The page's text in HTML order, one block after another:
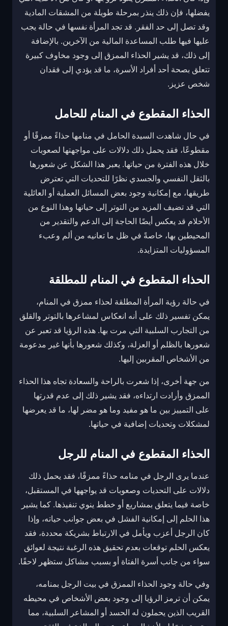
يفضلها، فإن ذلك ينذر بمرحلة طويلة من المشقات المادية
وقد تصل إلى حد الفقر. قد تجد المرأة نفسها في حالة يجب
عليها فيها طلب المساعدة المالية من الآخرين. بالإضافة
إلى ذلك، قد يشير الحذاء الممزق إلى وجود مخاوف كبيرة
تتعلق بصحة أحد أفراد الأسرة، ما قد يؤدي إلى فقدان
شخص عزيز.
الحذاء المقطوع في المنام للحامل
في حال شاهدت السيدة الحامل في منامها حذاءً ممزقًا أو
مقطوعًا، فقد يحمل ذلك دلالات على مواجهتها لصعوبات
خلال هذه الفترة من حياتها. يعبر هذا الشكل عن شعورها
بالثقل النفسي والجسدي نظرًا للتحديات التي تعترض
طريقها، مع إمكانية وجود بعض المسائل العملية أو العائلية
التي قد تضيف المزيد من التوتر إلى حياتها وهذا النوع من
الأحلام قد يعكس أيضًا الحاجة إلى الدعم والتقدير من
المحيطين بها، خاصةً في ظل ما تعانيه من ألم وعبء
المسؤوليات المتزايدة.
الحذاء المقطوع في المنام للمطلقة
في حالة رؤية المرأة المطلقة لحذاء ممزق في المنام،
يمكن تفسير ذلك على أنه انعكاس لمشاعرها بالتوتر والقلق
من التجارب السلبية التي مرت بها. هذه الرؤيا قد تعبر عن
شعورها بالظلم أو العزلة، وكذلك شعورها بأنها غير مدعومة
من الأشخاص المقربين إليها.
من جهة أخرى، إذا شعرت بالراحة والسعادة تجاه هذا الحذاء
الممزق وأرادت ارتداءه، فقد يشير ذلك إلى عدم قدرتها
على التمييز بين ما هو مفيد وما هو مضر لها، ما قد يعرضها
لمشكلات وتحديات إضافية في حياتها.
الحذاء المقطوع في المنام للرجل
عندما يرى الرجل في منامه حذاءً ممزقًا، فقد يحمل ذلك
دلالات على التحديات وصعوبات قد يواجهها في المستقبل،
خاصة فيما يتعلق بمشاريع أو خطط ينوي تنفيذها. كما يشير
هذا الحلم إلى إمكانية الفشل في بعض جوانب حياته، وإذا
كان الرجل أعزب ويأمل في الارتباط بشريكة محددة، فقد
يعكس الحلم توقعات بعدم تحقيق هذه الرغبة نتيجة لعوائق
سواء من جانب أسرة الفتاة أو بسبب مشاكل ستظهر لاحقًا.
وفي حالة وجود الحذاء الممزق في بيت الرجل بمنامه،
يمكن أن ترمز الرؤيا إلى وجود بعض الأشخاص في محيطه
القريب الذين يحملون له الحسد أو المشاعر السلبية، مما